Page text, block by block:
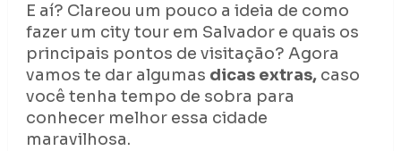
E aí? Clareou um pouco a ideia de como
fazer um city tour em Salvador e quais os
principais pontos de visitação? Agora
vamos te dar algumas dicas extras,caso
você tenha tempo de sobra para
conhecer melhor essa cidade
maravilhosa.